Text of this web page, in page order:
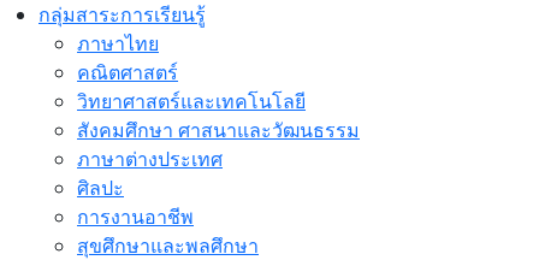
กลุ่มสาระการเรียนรู้
ภาษาไทย
คณิตศาสตร์
วิทยาศาสตร์และเทคโนโลยี
สังคมศึกษา ศาสนาและวัฒนธรรม
ภาษาต่างประเทศ
ศิลปะ
การงานอาชีพ
สุขศึกษาและพลศึกษา